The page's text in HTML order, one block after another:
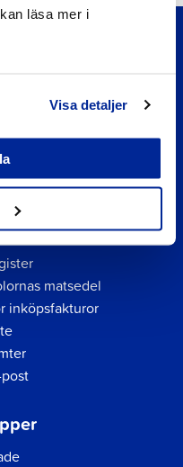
läsa mer i
Visa detaljer
matsedel
inköpsfakturor